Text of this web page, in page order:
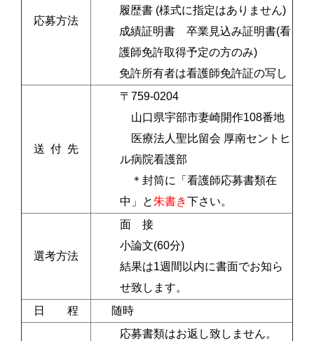
応募方法
履歴書 (様式に指定はありません)
成績証明書 卒業見込み証明書(看
護師免許取得予定の方のみ)
免許所有者は看護師免許証の写し
送 付 先
〒759-0204
山口県宇部市妻崎開作108番地
医療法人聖比留会 厚南セントヒ
ル病院看護部
＊封筒に「看護師応募書類在
中」と朱書き下さい。
選考方法
面 接
小論文(60分)
結果は1週間以内に書面でお知ら
せ致します。
日 程
随時
応募書類はお返し致しません。